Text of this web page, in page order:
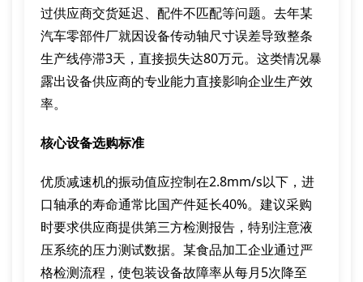
过供应商交货延迟、配件不匹配等问题。去年某
汽车零部件厂就因设备传动轴尺寸误差导致整条
生产线停滞3天，直接损失达80万元。这类情况暴
露出设备供应商的专业能力直接影响企业生产效
率。
核心设备选购标准
优质减速机的振动值应控制在2.8mm/s以下，进
口轴承的寿命通常比国产件延长40%。建议采购
时要求供应商提供第三方检测报告，特别注意液
压系统的压力测试数据。某食品加工企业通过严
格检测流程，使包装设备故障率从每月5次降至